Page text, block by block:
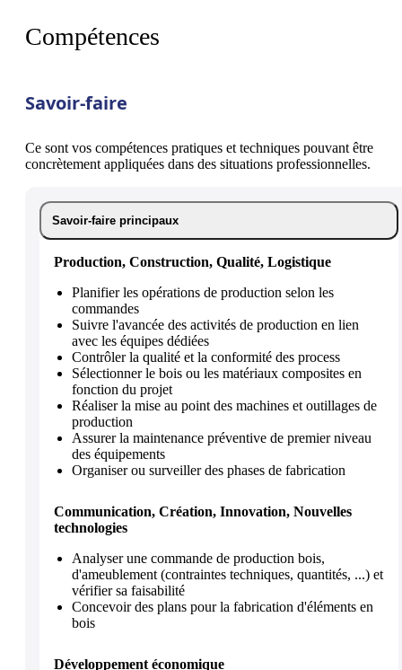
Compétences
Savoir-faire
Ce sont vos compétences pratiques et techniques pouvant être
concrètement appliquées dans des situations professionnelles.
Savoir-faire principaux
Production, Construction, Qualité, Logistique
Planifier les opérations de production selon les
commandes
Suivre l'avancée des activités de production en lien
avec les équipes dédiées
Contrôler la qualité et la conformité des process
Sélectionner le bois ou les matériaux composites en
fonction du projet
Réaliser la mise au point des machines et outillages de
production
Assurer la maintenance préventive de premier niveau
des équipements
Organiser ou surveiller des phases de fabrication
Communication, Création, Innovation, Nouvelles
technologies
Analyser une commande de production bois,
d'ameublement (contraintes techniques, quantités, ...) et
vérifier sa faisabilité
Concevoir des plans pour la fabrication d'éléments en
bois
Développement économique